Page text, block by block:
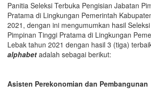
Panitia Seleksi Terbuka Pengisian Jabatan
Pratama di Lingkungan Pemerintah
2021, dengan ini mengumumkan hasil
Pimpinan Tinggi Pratama di Lingkungan
Lebak tahun 2021 dengan hasil 3 (tiga)
alphabet adalah sebagai berikut:
Asisten Perekonomian dan Pembangunan